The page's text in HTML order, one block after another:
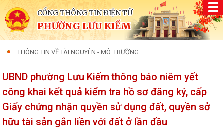
CỔNG THÔNG TIN ĐIỆN TỬ
PHƯỜNG LƯU KIẾM
THÔNG TIN VỀ TÀI NGUYÊN - MÔI TRƯỜNG
UBND phường Lưu Kiếm thông báo niêm yết
công khai kết quả kiểm tra hồ sơ đăng ký, cấp
Giấy chứng nhận quyền sử dụng đất, quyền sở
hữu tài sản gắn liền với đất ở lần đầu